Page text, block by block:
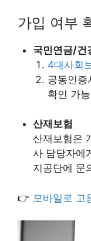
가입 여부
국민연금/건
4대사회
공동인증
확인 가능
산재보험
산재보험은
사 담당자에
지공단에 문
👉 모바일로 고